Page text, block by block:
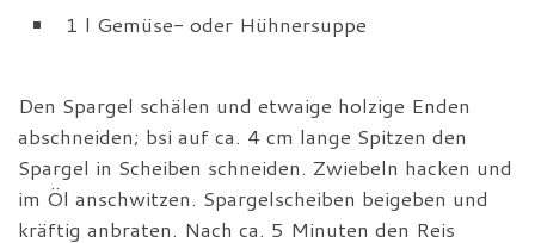
1 l Gemüse- oder Hühnersuppe
Den Spargel schälen und etwaige holzige Enden
abschneiden; bsi auf ca. 4 cm lange Spitzen den
Spargel in Scheiben schneiden. Zwiebeln hacken und
im Öl anschwitzen. Spargelscheiben beigeben und
kräftig anbraten. Nach ca. 5 Minuten den Reis